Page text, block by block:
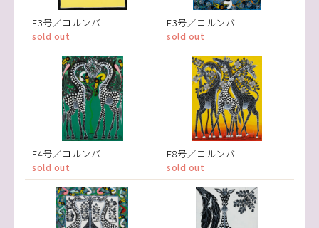
F3号／コルンバ
sold out
F3号／コルンバ
sold out
F4号／コルンバ
sold out
F8号／コルンバ
sold out